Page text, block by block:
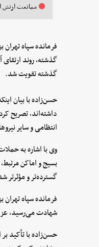
ممانعت ارتش
گذشته، روند
گذشته تقویت شد.
حسن‌زاده با بیان
داشته‌اند، تصریح
انتظامی و سایر
وی با اشاره به
بسیج و اماکن
گسترده‌تر و مؤثرتر
فرمانده سپاه
شهادت می‌رسید،
حسن‌زاده با تأکید